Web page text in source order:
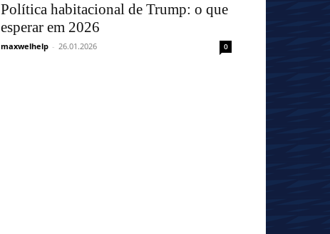
Política habitacional de Trump: o que
esperar em 2026
maxwelhelp - 26.01.2026 0